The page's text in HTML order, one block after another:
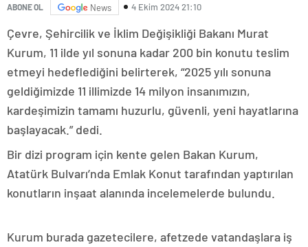
ABONE OL News 4 Ekim 2024 21:10
Çevre, Şehircilik ve İklim Değişikliği Bakanı Murat
Kurum, 11 ilde yıl sonuna kadar 200 bin konutu teslim
etmeyi hedeflediğini belirterek, “2025 yılı sonuna
geldiğimizde 11 illimizde 14 milyon insanımızın,
kardeşimizin tamamı huzurlu, güvenli, yeni hayatlarına
başlayacak.” dedi.
Bir dizi program için kente gelen Bakan Kurum,
Atatürk Bulvarı’nda Emlak Konut tarafından yaptırılan
konutların inşaat alanında incelemelerde bulundu.
Kurum burada gazetecilere, afetzede vatandaşlara iş